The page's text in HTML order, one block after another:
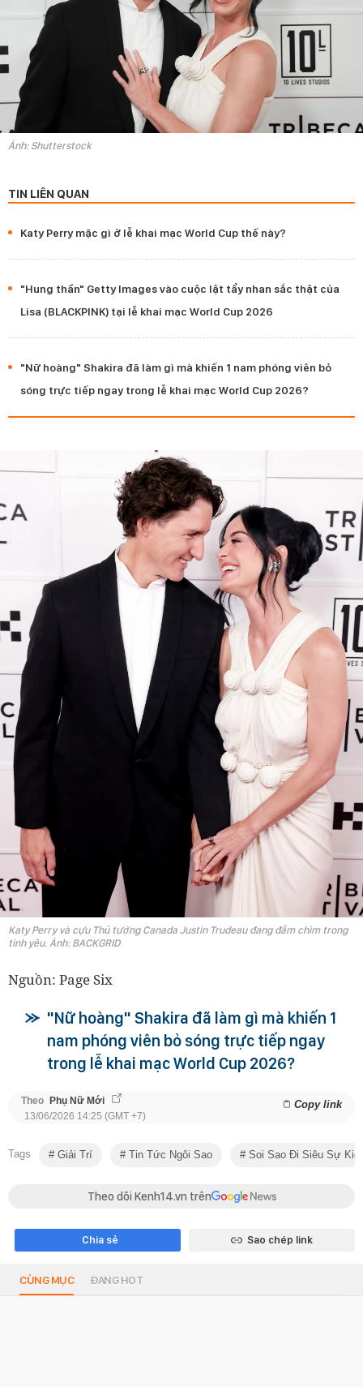
Ảnh: Shutterstock
TIN LIÊN QUAN
Katy Perry mặc gì ở lễ khai mạc World Cup thế này?
"Hung thần" Getty Images vào cuộc lật tẩy nhan sắc thật của
Lisa (BLACKPINK) tại lễ khai mạc World Cup 2026
"Nữ hoàng" Shakira đã làm gì mà khiến 1 nam phóng viên bỏ
sóng trực tiếp ngay trong lễ khai mạc World Cup 2026?
Katy Perry và cựu Thủ tướng Canada Justin Trudeau đang đắm chìm trong
tình yêu. Ảnh: BACKGRID
Nguồn: Page Six
"Nữ hoàng" Shakira đã làm gì mà khiến 1
nam phóng viên bỏ sóng trực tiếp ngay
trong lễ khai mạc World Cup 2026?
Theo Phụ Nữ Mới Copy link
13/06/2026 14:25 (GMT +7)
Tags Giải Trí Tin Tức Ngôi Sao Soi Sao Đi Siêu Sự
Theo dõi Kenh14.vn trên
Chia sẻ Sao chép link
CÙNG MỤC ĐANG HOT